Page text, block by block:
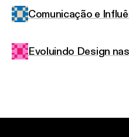
Comunicação e
Evoluindo Design